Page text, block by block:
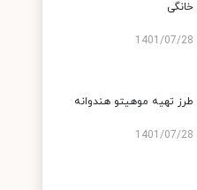
خانگی
1401/07/28
طرز تهیه موهیتو هندوانه
1401/07/28